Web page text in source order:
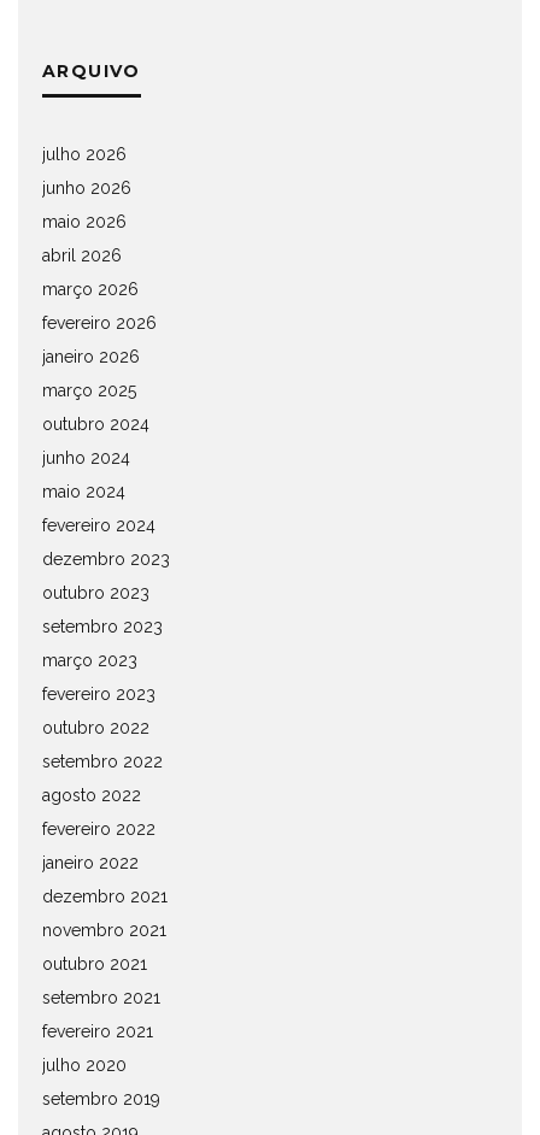
ARQUIVO
julho 2026
junho 2026
maio 2026
abril 2026
março 2026
fevereiro 2026
janeiro 2026
março 2025
outubro 2024
junho 2024
maio 2024
fevereiro 2024
dezembro 2023
outubro 2023
setembro 2023
março 2023
fevereiro 2023
outubro 2022
setembro 2022
agosto 2022
fevereiro 2022
janeiro 2022
dezembro 2021
novembro 2021
outubro 2021
setembro 2021
fevereiro 2021
julho 2020
setembro 2019